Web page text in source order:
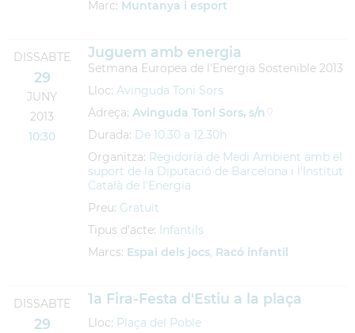
Marc: Muntanya i esport
DISSABTE
29
JUNY
2013
10:30
Juguem amb energia
Setmana Europea de l'Energia Sostenible 2013
Lloc: Avinguda Toni Sors
Adreça: Avinguda Toni Sors, s/n
Durada: De 10.30 a 12.30h
Organitza: Regidoria de Medi Ambient amb el
suport de la Diputació de Barcelona i l'Institut
Català de l'Energia
Preu: Gratuït
Tipus d'acte: Infantils
Marcs: Espai dels jocs, Racó infantil
DISSABTE
29
1a Fira-Festa d'Estiu a la plaça
Lloc: Plaça del Poble